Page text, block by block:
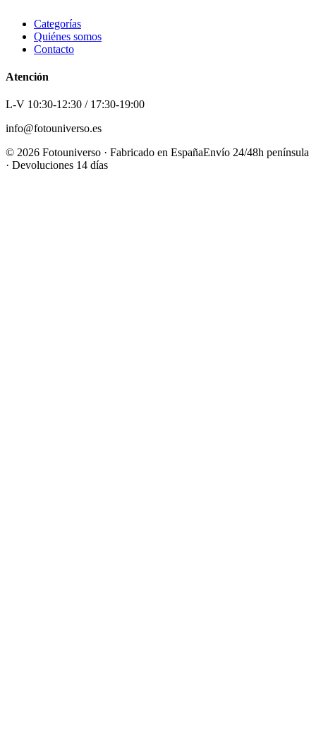
Categorías
Quiénes somos
Contacto
Atención
L-V 10:30-12:30 / 17:30-19:00
info@fotouniverso.es
© 2026 Fotouniverso · Fabricado en EspañaEnvío 24/48h península
· Devoluciones 14 días